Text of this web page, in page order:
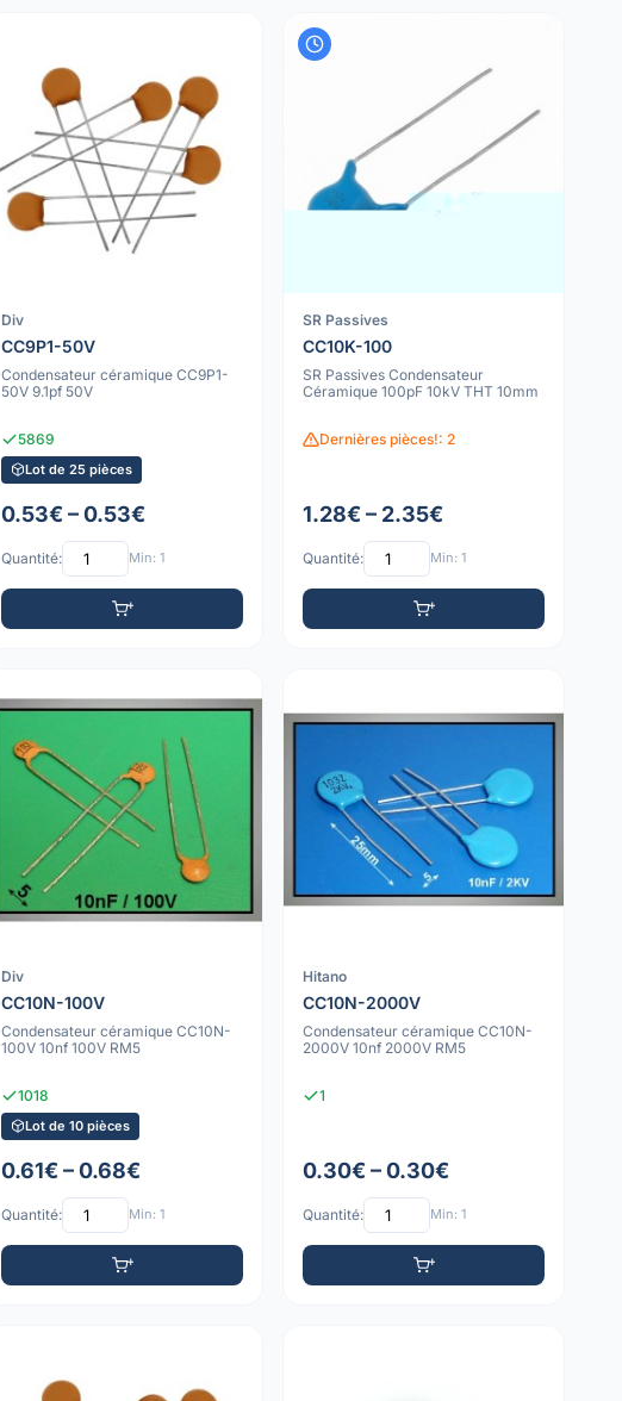
Div
CC9P1-50V
Condensateur céramique CC9P1-
50V 9.1pf 50V
5869
Lot de 25 pièces
0.53€ – 0.53€
Quantité: Min: 1
SR Passives
CC10K-100
SR Passives Condensateur
Céramique 100pF 10kV THT 10mm
Dernières pièces!: 2
1.28€ – 2.35€
Quantité: Min: 1
Div
CC10N-100V
Condensateur céramique CC10N-
100V 10nf 100V RM5
1018
Lot de 10 pièces
0.61€ – 0.68€
Quantité: Min: 1
Hitano
CC10N-2000V
Condensateur céramique CC10N-
2000V 10nf 2000V RM5
1
0.30€ – 0.30€
Quantité: Min: 1